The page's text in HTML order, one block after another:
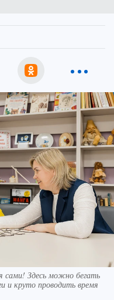
сами! Здесь можно бегать
и круто проводить время